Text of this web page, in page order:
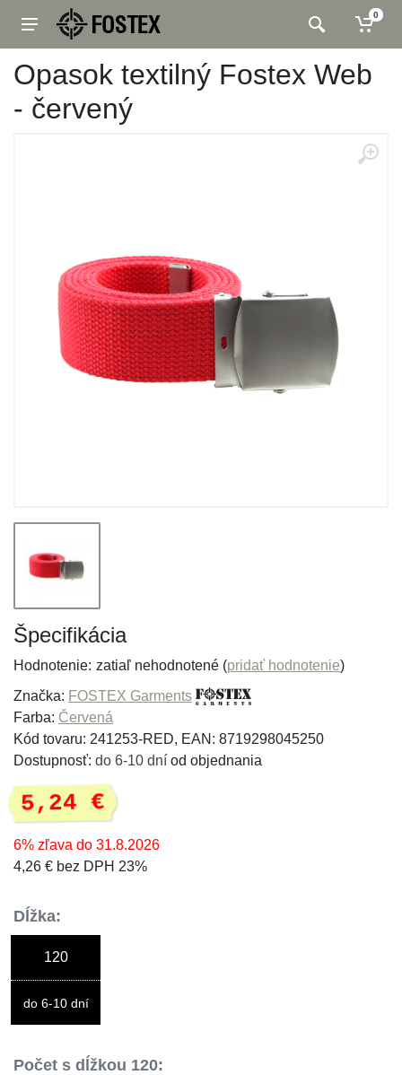
0
Opasok textilný Fostex Web
- červený
Špecifikácia
Hodnotenie: zatiaľ nehodnotené (pridať hodnotenie)
Značka: FOSTEX Garments
Farba: Červená
Kód tovaru: 241253-RED, EAN: 8719298045250
Dostupnosť: do 6-10 dní od objednania
5,24 €
6% zľava do 31.8.2026
4,26 € bez DPH 23%
Dĺžka:
120
do 6-10 dní
Počet s dĺžkou 120: